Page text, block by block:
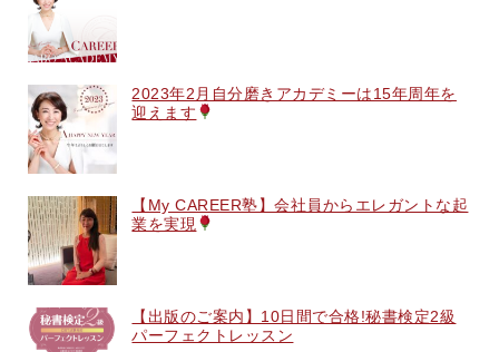
2023年2月自分磨きアカデミーは15年周年を
迎えます
【My CAREER塾】会社員からエレガントな起
業を実現
【出版のご案内】10日間で合格!秘書検定2級
パーフェクトレッスン